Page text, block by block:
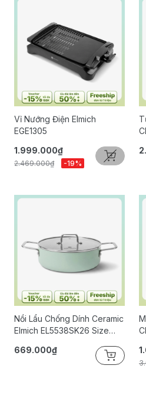
Vỉ Nướng Điện Elmich
EGE1305
1.999.000₫
2.469.000₫ -19%
Nồi Lẩu Chống Dính Ceramic
Elmich EL5538SK26 Size
669.000₫